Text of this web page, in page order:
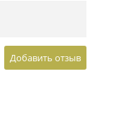
Добавить отзыв